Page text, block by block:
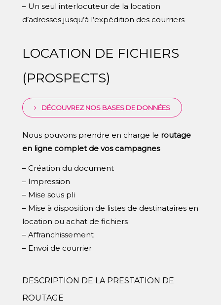
– Un seul interlocuteur de la location
d’adresses jusqu’à l’expédition des courriers
LOCATION DE FICHIERS
(PROSPECTS)
DÉCOUVREZ NOS BASES DE DONNÉES
Nous pouvons prendre en charge le routage
en ligne complet de vos campagnes
– Création du document
– Impression
– Mise sous pli
– Mise à disposition de listes de destinataires en
location ou achat de fichiers
– Affranchissement
– Envoi de courrier
DESCRIPTION DE LA PRESTATION DE
ROUTAGE